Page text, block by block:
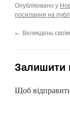
Опубліковано у
посилання на
← Великдень
Залишити
Щоб